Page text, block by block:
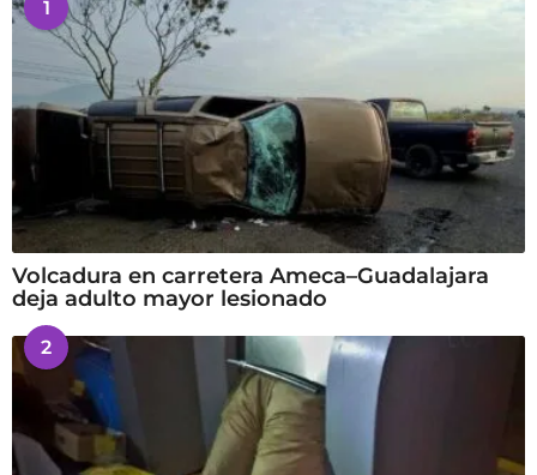
1
Volcadura en carretera Ameca–Guadalajara
deja adulto mayor lesionado
2